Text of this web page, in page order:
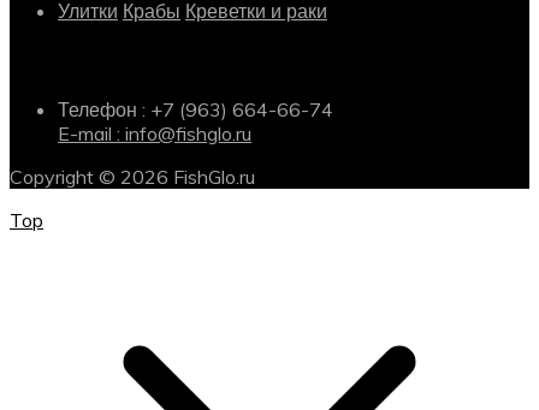
Улитки Крабы Креветки и раки
Телефон : +7 (963) 664-66-74
E-mail : info@fishglo.ru
Copyright © 2026 FishGlo.ru
Top